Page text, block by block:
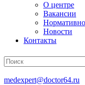
О центре
Вакансии
Новости
Контакты
medexpert@doctor64.ru